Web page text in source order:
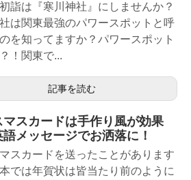
詣は『寒川神社』にしませんか？
は関東最強のパワースポットと呼
を知ってますか？パワースポット
！関東で...
記事を読む
マスカードは手作り風が効果
語メッセージでお洒落に！
スカードを送ったことがあります
では年賀状は皆当たり前のように